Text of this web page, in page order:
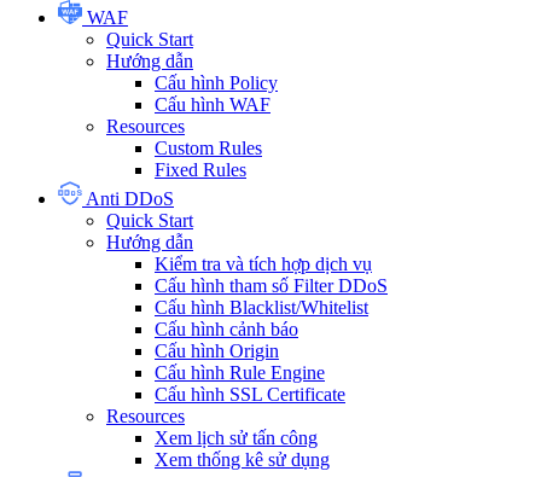
WAF
Quick Start
Hướng dẫn
Cấu hình Policy
Cấu hình WAF
Resources
Custom Rules
Fixed Rules
Anti DDoS
Quick Start
Hướng dẫn
Kiểm tra và tích hợp dịch vụ
Cấu hình tham số Filter DDoS
Cấu hình Blacklist/Whitelist
Cấu hình cảnh báo
Cấu hình Origin
Cấu hình Rule Engine
Cấu hình SSL Certificate
Resources
Xem lịch sử tấn công
Xem thống kê sử dụng